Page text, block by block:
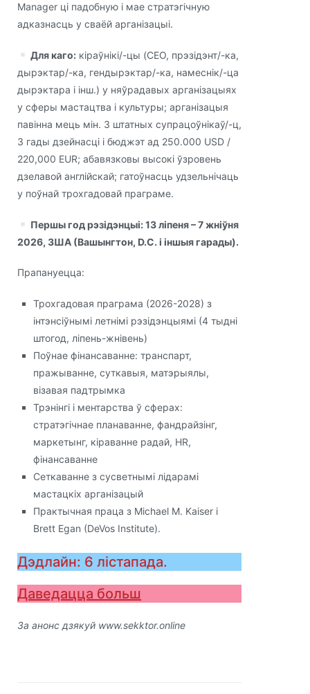
Manager ці падобную і мае стратэгічную
адказнасць у сваёй арганізацыі.
Для каго:кіраўнікі/-цы (CEO, прэзідэнт/-ка,
дырэктар/-ка, гендырэктар/-ка, намеснік/-ца
дырэктара і інш.) у няўрадавых арганізацыях
у сферы мастацтва і культуры; арганізацыя
павінна мець мін. 3 штатных супрацоўнікаў/-ц,
3 гады дзейнасці і бюджэт ад 250.000 USD /
220,000 EUR; абавязковы высокі ўзровень
дзелавой англійскай; гатоўнасць удзельнічаць
у поўнай трохгадовай праграме.
Першы год рэзідэнцыі: 13 ліпеня – 7 жніўня
2026, ЗША (Вашынгтон, D.C. і іншыя гарады).
Прапануецца:
Трохгадовая праграма (2026-2028) з
інтэнсіўнымі летнімі рэзідэнцыямі (4 тыдні
штогод, ліпень-жнівень)
Поўнае фінансаванне: транспарт,
пражыванне, суткавыя, матэрыялы,
візавая падтрымка
Трэнінгі і ментарства ў сферах:
стратэгічнае планаванне, фандрайзінг,
маркетынг, кіраванне радай, HR,
фінансаванне
Сеткаванне з сусветнымі лідарамі
мастацкіх арганізацый
Практычная праца з Michael M. Kaiser і
Brett Egan (DeVos Institute).
Дэдлайн: 6 лістапада.
Даведацца больш
За анонс дзякуй www.sekktor.online